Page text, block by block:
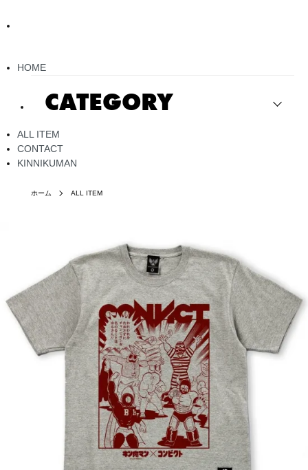
HOME
CATEGORY
ALL ITEM
CONTACT
KINNIKUMAN
ホーム ALL ITEM